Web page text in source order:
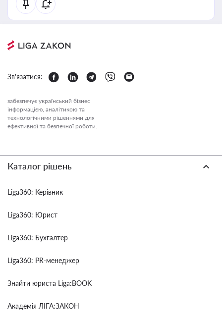
Зв'язатися:
забезпечує український бізнес
інформацією, аналітикою та
технологічними рішеннями для
ефективної та безпечної роботи.
Каталог рішень
Liga360: Керівник
Liga360: Юрист
Liga360: Бухгалтер
Liga360: PR-менеджер
Знайти юриста Liga:BOOK
Академія ЛІГА:ЗАКОН